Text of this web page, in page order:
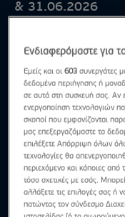
& 31.06.2026
Highlights
Ενδιαφερόμαστε για
Εμείς και οι603 συνεργάτες
δεδομένα περιήγησης ή
σε αυτά στη συσκευή σας. Αν
ενεργοποίηση τεχνολογιών
σκοποί που εμφανίζονται
μας επεξεργαζόμαστε τα
επιλέξετε Απόρριψη όλων
τεχνολογίες θα
περιεχόμενο και κάποιες από
τόσο σχετικές με εσάς.
αλλάξετε τις επιλογές σας ή
πατώντας τον σύνδεσμο